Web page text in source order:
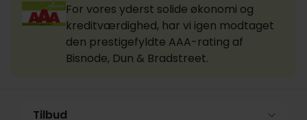
For vores yderst solide økonomi og
kreditværdighed, har vi igen modtaget
den prestigefyldte AAA-rating af
Bisnode, Dun & Bradstreet.
Tilbud